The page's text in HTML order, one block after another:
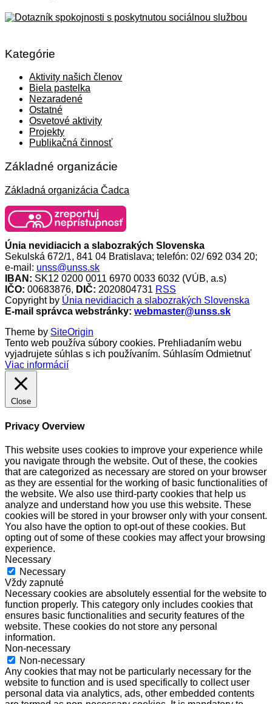
Kategórie
Aktivity našich členov
Biela pastelka
Nezaradené
Ostatné
Osvetové aktivity
Projekty
Publikačná činnosť
Základné organizácie
Základná organizácia Čadca
Únia nevidiacich a slabozrakých Slovenska
Sekulská 672/1, 841 04 Bratislava; telefón: 02/ 692 034 20;
e-mail: unss@unss.sk
IBAN: SK12 0200 0011 6970 0033 6032 (VÚB, a.s)
IČO: 00683876, DIČ: 2020804731 RSS
Copyright by Únia nevidiacich a slabozrakých Slovenska
E-mail správca webstránky: webmaster@unss.sk
Theme by SiteOrigin
Tento web používa súbory cookies. Prehliadaním webu
vyjadrujete súhlas s ich používaním. Súhlasím Odmietnuť
Viac informácií
Close
Privacy Overview
This website uses cookies to improve your experience while
you navigate through the website. Out of these, the cookies
that are categorized as necessary are stored on your browser
as they are essential for the working of basic functionalities of
the website. We also use third-party cookies that help us
analyze and understand how you use this website. These
cookies will be stored in your browser only with your consent.
You also have the option to opt-out of these cookies. But
opting out of some of these cookies may affect your browsing
experience.
Necessary
Necessary
Vždy zapnuté
Necessary cookies are absolutely essential for the website to
function properly. This category only includes cookies that
ensures basic functionalities and security features of the
website. These cookies do not store any personal
information.
Non-necessary
Non-necessary
Any cookies that may not be particularly necessary for the
website to function and is used specifically to collect user
personal data via analytics, ads, other embedded contents